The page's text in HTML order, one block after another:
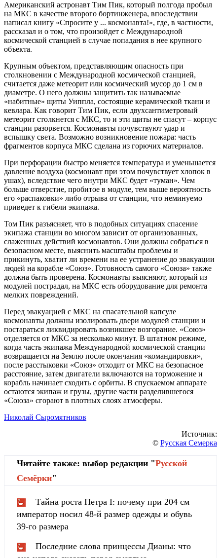
Американский астронавт Тим Пик, который полгода пробыл
на МКС в качестве второго бортинженера, впоследствии
написал книгу «Спросите у ... космонавта!», где, в частности,
рассказал и о том, что произойдет с Международной
космической станцией в случае попадания в нее крупного
объекта.
Крупным объектом, представляющим опасность при
столкновении с Международной космической станцией,
считается даже метеорит или космический мусор до 1 см в
диаметре. О него должны защитить так называемые
«набитные» щиты Уиппла, состоящие керамической ткани и
кевлара. Как говорит Тим Пик, если двухсантиметровый
метеорит столкнется с МКС, то и эти щиты не спасут – корпус
станции разорвется. Космонавты почувствуют удар и
вспышку света. Возможно возникновение пожара: часть
фрагментов корпуса МКС сделана из горючих материалов.
При перфорации быстро меняется температура и уменьшается
давление воздуха (космонавт при этом почувствует хлопок в
ушах), вследствие чего внутри МКС будет «туман». Чем
больше отверстие, пробитое в модуле, тем выше вероятность
его «распаковки» либо отрыва от станции, что неминуемо
приведет к гибели экипажа.
Том Пик разъясняет, что в подобных ситуациях спасение
экипажа станции во многом зависит от организованных,
слаженных действий космонавтов. Они должны собраться в
безопасном месте, выяснить масштабы проблемы и
прикинуть, хватит ли времени на ее устранение до эвакуации
людей на корабле «Союз». Готовность самого «Союза» также
должна быть проверена. Космонавты выясняют, который из
модулей пострадал, на МКС есть оборудование для ремонта
мелких повреждений.
Перед эвакуацией с МКС на спасательной капсуле
космонавты должны изолировать двери модулей станции и
постараться ликвидировать возникшее возгорание. «Союз»
отделяется от МКС за несколько минут. В штатном режиме,
когда часть экипажа Международной космической станции
возвращается на Землю после окончания «командировки»,
после расстыковки «Союз» отходит от МКС на безопасное
расстояние, затем двигатели включаются на торможение и
корабль начинает сходить с орбиты. В спускаемом аппарате
остаются экипаж и грузы, другие части разделившегося
«Союза» сгорают в плотных слоях атмосферы.
Николай Сыромятников
Источник:
© Русская Семерка
Читайте также: выбор редакции "Русской
Cемёрки"
Тайна роста Петра I: почему при 204 см
император носил 48-й размер одежды и обувь
39-го размера
Последние слова принцессы Дианы: что